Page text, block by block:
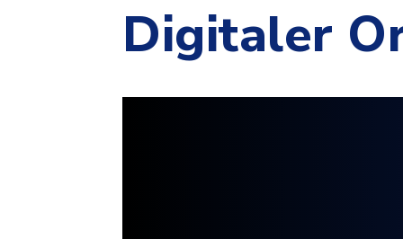
Digitaler